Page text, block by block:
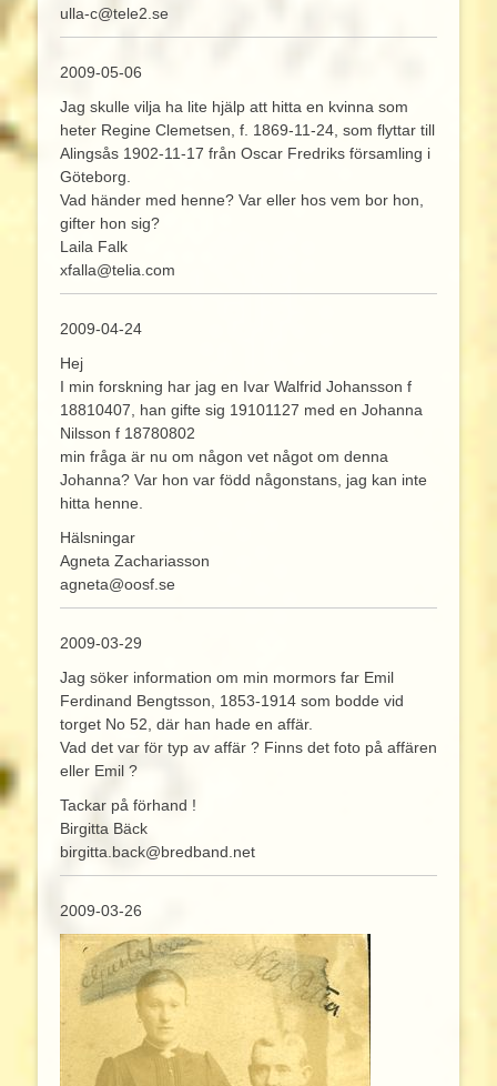
ulla-c@tele2.se
2009-05-06
Jag skulle vilja ha lite hjälp att hitta en kvinna som
heter Regine Clemetsen, f. 1869-11-24, som flyttar till
Alingsås 1902-11-17 från Oscar Fredriks församling i
Göteborg.
Vad händer med henne? Var eller hos vem bor hon,
gifter hon sig?
Laila Falk
xfalla@telia.com
2009-04-24
Hej
I min forskning har jag en Ivar Walfrid Johansson f
18810407, han gifte sig 19101127 med en Johanna
Nilsson f 18780802
min fråga är nu om någon vet något om denna
Johanna? Var hon var född någonstans, jag kan inte
hitta henne.
Hälsningar
Agneta Zachariasson
agneta@oosf.se
2009-03-29
Jag söker information om min mormors far Emil
Ferdinand Bengtsson, 1853-1914 som bodde vid
torget No 52, där han hade en affär.
Vad det var för typ av affär ? Finns det foto på affären
eller Emil ?
Tackar på förhand !
Birgitta Bäck
birgitta.back@bredband.net
2009-03-26